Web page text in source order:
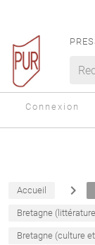
Connexion
Accueil navigate_next
Bretagne
Bretagne (culture